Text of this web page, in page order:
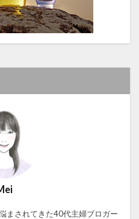
まされてきた40代主婦ブロガー